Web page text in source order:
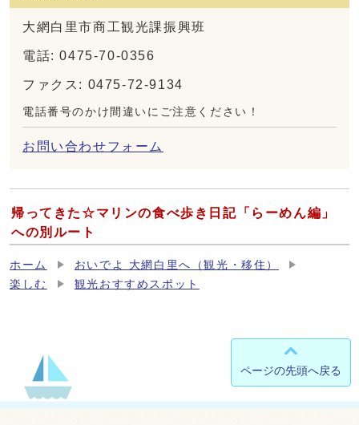
大網白里市商工観光課振興班
電話: 0475-70-0356
ファクス: 0475-72-9134
電話番号のかけ間違いにご注意ください！
お問い合わせフォーム
帰ってきた☆マリンの食べ歩き日記「らーめん編」
への別ルート
ホーム
おいでよ 大網白里へ（観光・移住）
楽しむ
観光おすすめスポット
ページの先頭へ戻る